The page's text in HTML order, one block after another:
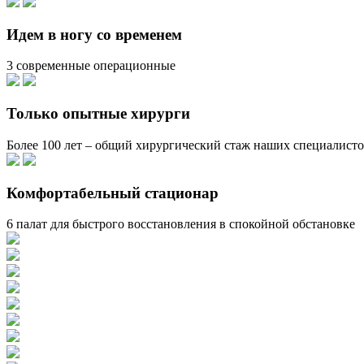
Идем в ногу со временем
3 современные операционные
Только опытные хирурги
Более 100 лет – общий хирургический стаж наших
Комфортабельный стационар
6 палат для быстрого восстановления в спокойной обстановке